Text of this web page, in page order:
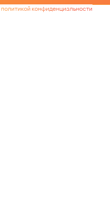
политикой конфиденциальности